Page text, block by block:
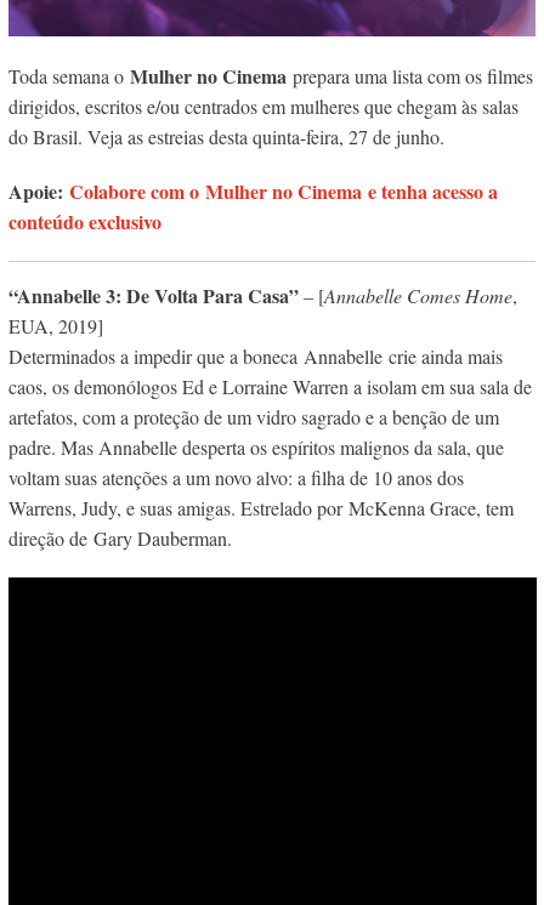
Toda semana o Mulher no Cinemaprepara uma lista com os filmes
dirigidos, escritos e/ou centrados em mulheres que chegam às salas
do Brasil. Veja as estreias desta quinta-feira, 27 de junho.
Apoie: Colabore com o Mulher no Cinema e tenha acesso a
conteúdo exclusivo
“Annabelle 3: De Volta Para Casa”– [Annabelle Comes Home,
EUA, 2019]
Determinados a impedir que a boneca Annabellecrie ainda mais
caos, os demonólogos Ed e Lorraine Warren a isolam em sua sala de
artefatos, com a proteção de um vidro sagrado e a benção de um
padre. Mas Annabelle desperta os espíritos malignos da sala, que
voltam suas atenções a um novo alvo: a filha de 10 anos dos
Warrens, Judy, e suas amigas. Estrelado por McKenna Grace, tem
direção de Gary Dauberman.